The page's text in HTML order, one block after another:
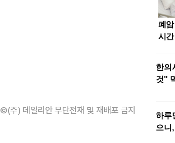
©(주) 데일리안 무단전재 및 재배포 금지